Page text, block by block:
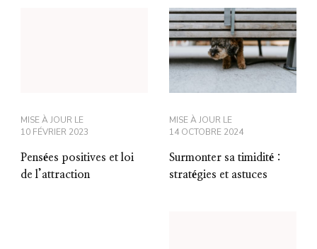
MISE À JOUR LE
10 FÉVRIER 2023
Pensées positives et loi
de l’attraction
MISE À JOUR LE
14 OCTOBRE 2024
Surmonter sa timidité :
stratégies et astuces